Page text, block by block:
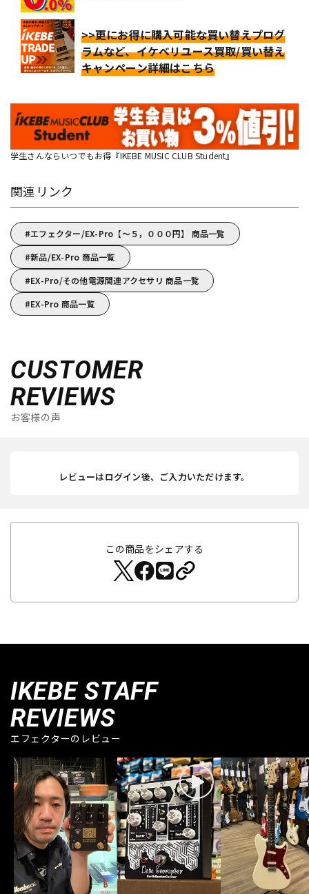
>>更にお得に購入可能な買い替えプログ
ラムなど、イケベリユース買取/買い替え
キャンペーン詳細はこちら
学生さんならいつでもお得『IKEBE MUSIC CLUB Student』
関連リンク
エフェクター/EX-Pro【～５，０００円】 商品一覧
新品/EX-Pro 商品一覧
EX-Pro/その他電源関連アクセサリ 商品一覧
EX-Pro 商品一覧
CUSTOMER
REVIEWS
お客様の声
レビューはログイン後、ご入力いただけます。
この商品をシェアする
IKEBE STAFF
REVIEWS
エフェクターのレビュー